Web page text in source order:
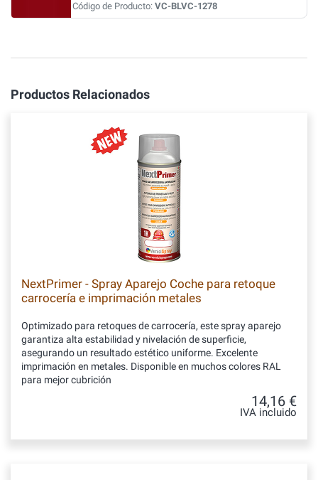
Código de Producto: VC-BLVC-1278
Productos Relacionados
NextPrimer - Spray Aparejo Coche para retoque
carrocería e imprimación metales
Optimizado para retoques de carrocería, este spray aparejo
garantiza alta estabilidad y nivelación de superficie,
asegurando un resultado estético uniforme. Excelente
imprimación en metales. Disponible en muchos colores RAL
para mejor cubrición
14,16 €
IVA incluido